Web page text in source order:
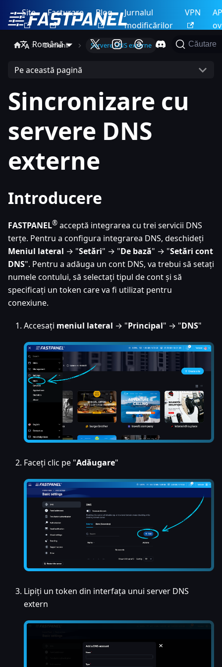
Site Facturare Blog
Jurnalul
modificărilor
VPN
Română
Căutare
Domenii Servere DNS externe
Pe această pagină
Sincronizare cu
servere DNS
externe
Introducere
FASTPANEL® acceptă integrarea cu trei servicii DNS
terțe. Pentru a configura integrarea DNS, deschideți
Meniul lateral → "Setări" → "De bază" → "Setări cont
DNS". Pentru a adăuga un cont DNS, va trebui să setați
numele contului, să selectați tipul de cont și să
specificați un token care va fi utilizat pentru
conexiune.
Accesați meniul lateral → "Principal" → "DNS"
Faceți clic pe "Adăugare"
Lipiți un token din interfața unui server DNS
extern